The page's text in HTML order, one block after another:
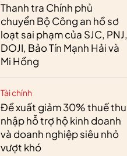
Thanh tra Chính phủ
chuyển Bộ Công an hồ sơ
loạt sai phạm của SJC, PNJ,
DOJI, Bảo Tín Mạnh Hải và
Mi Hồng
Tài chính
Đề xuất giảm 30% thuế thu
nhập hỗ trợ hộ kinh doanh
và doanh nghiệp siêu nhỏ
vượt khó